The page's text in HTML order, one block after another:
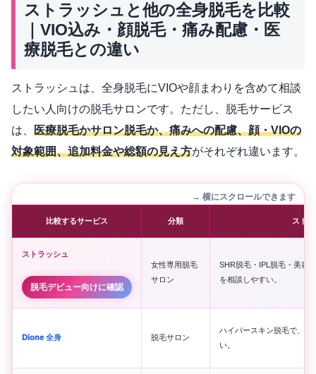
ストラッシュと他の全身脱毛を比較
｜VIO込み・顔脱毛・痛み配慮・医
療脱毛との違い
ストラッシュは、全身脱毛にVIOや顔まわりを含めて相談
したい人向けの脱毛サロンです。ただし、脱毛サービス
は、 医療脱毛かサロン脱毛か、痛みへの配慮、顔・VIOの
対象範囲、追加料金や総額の見え方がそれぞれ違います。
→ 横にスクロールできます
比較するサービス 分類 スト
ストラッシュ
脱毛デビュー向けに確認
女性専用脱毛
サロン
SHR脱毛・IPL脱毛・美容
を相談しやすい。
Dione 全身 脱毛サロン
ハイパースキン脱毛で、敏
い。